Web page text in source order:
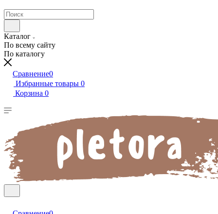
Каталог
По всему сайту
По каталогу
Сравнение0
Избранные товары 0
Корзина 0